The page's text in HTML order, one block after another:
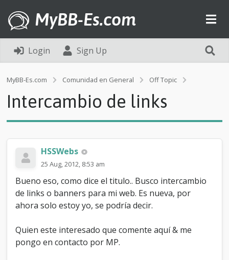
MyBB-Es.com
Login Sign Up
MyBB-Es.com Comunidad en General Off Topic
r
a
d
e
k
Intercambio de links
HSSWebs
25 Aug, 2012, 8:53 am
Bueno eso, como dice el titulo.. Busco intercambio
de links o banners para mi web. Es nueva, por
ahora solo estoy yo, se podría decir.
Quien este interesado que comente aquí & me
pongo en contacto por MP.